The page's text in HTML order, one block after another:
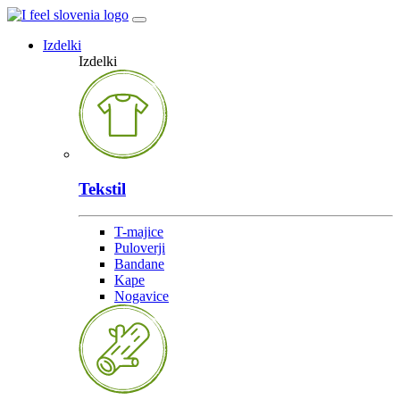
Izdelki
Izdelki
Tekstil
T-majice
Puloverji
Bandane
Kape
Nogavice